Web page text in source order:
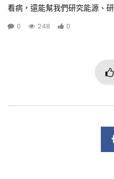
看病，還能幫我們研究能源、
0 248 0